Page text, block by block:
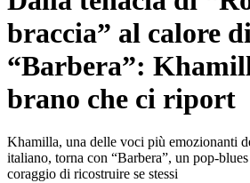
braccia” al calore di
“Barbera”:
brano che ci riport
Khamilla, una delle voci più emozionanti
italiano, torna con “Barbera”, un pop-
coraggio di ricostruire se stessi